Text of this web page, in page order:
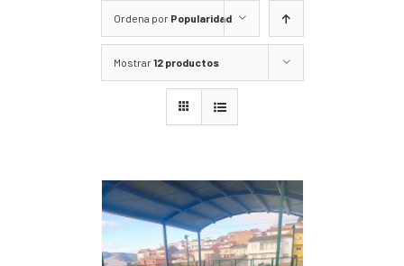
Ordena por Popularidad
Mostrar12 productos